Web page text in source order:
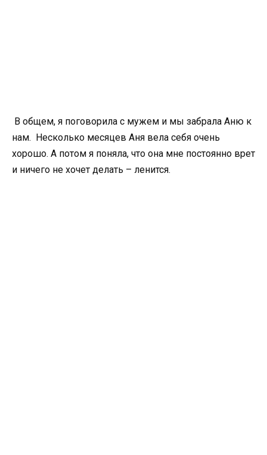
В общем, я поговорила с мужем и мы забрала Аню к
нам. Несколько месяцев Аня вела себя очень
хорошо. А потом я поняла, что она мне постоянно врет
и ничего не хочет делать – ленится.